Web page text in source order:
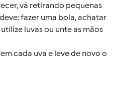
vá retirando pequenas
fazer uma bola, achatar
luvas ou unte as mãos
cada uva e leve de novo o